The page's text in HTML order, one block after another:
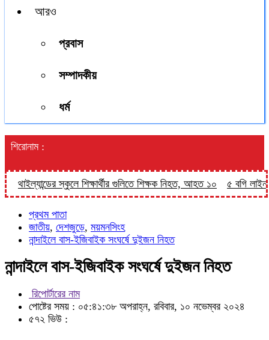
আরও
প্রবাস
সম্পাদকীয়
ধর্ম
শিরোনাম :
থাইল্যান্ডের স্কুলে শিক্ষার্থীর গুলিতে শিক্ষক নিহত, আহত ১০ ৫ বগি
প্রথম পাতা
জাতীয়, দেশজুড়ে, ময়মনসিংহ
নান্দাইলে বাস-ইজিবাইক সংঘর্ষে দুইজন নিহত
নান্দাইলে বাস-ইজিবাইক সংঘর্ষে দুইজন নিহত
রিপোর্টারের নাম
পোষ্টের সময় : ০৫:৪১:৩৮ অপরাহ্ন, রবিবার, ১০ নভেম্বর ২০২৪
৫৭২ ভিউ :